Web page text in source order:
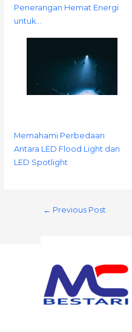
Penerangan Hemat Energi
untuk…
Memahami Perbedaan
Antara LED Flood Light dan
LED Spotlight
← Previous Post